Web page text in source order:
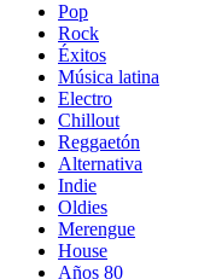
Pop
Rock
Éxitos
Música latina
Electro
Chillout
Reggaetón
Alternativa
Indie
Oldies
Merengue
House
Años 80